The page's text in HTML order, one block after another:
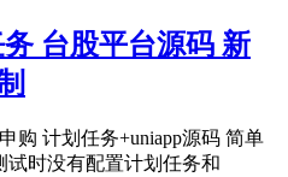
台股平台源码 新
购 计划任务+uniapp源码 简单
时没有配置计划任务和